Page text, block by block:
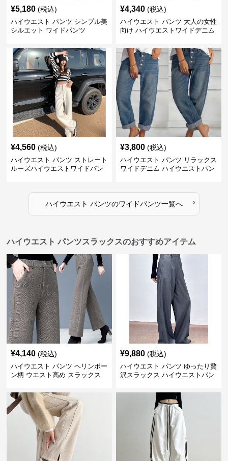
¥5,180 (税込)
ハイウエスト パンツ シンプル美
シルエット ワイドパンツ
¥4,340 (税込)
ハイウエスト パンツ 大人の女性
向け ハイウエストワイドデニム
¥4,560 (税込)
ハイウエスト パンツ ストレート
ルーズハイウエストワイドパン
¥3,800 (税込)
ハイウエスト パンツ リラックス
ワイドデニム ハイウエストパン
ハイウエスト パンツのワイドパンツ一覧へ ›
ハイウエスト パンツスラックスのおすすめアイテム
¥4,140 (税込)
ハイウエスト パンツ ヘリンボー
ン柄 ウエスト高め スラックス
¥9,880 (税込)
ハイウエスト パンツ ゆったり贅
沢スラックス ハイウエストパン